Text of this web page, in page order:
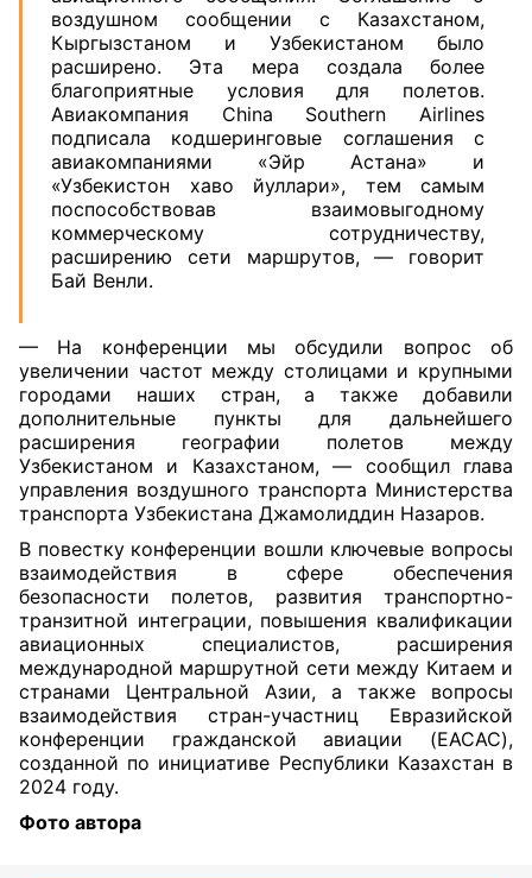
воздушном сообщении с Казахстаном,
Кыргызстаном и Узбекистаном было
расширено. Эта мера создала более
благоприятные условия для полетов.
Авиакомпания China Southern Airlines
подписала кодшеринговые соглашения с
авиакомпаниями «Эйр Астана» и
«Узбекистон хаво йуллари», тем самым
поспособствовав взаимовыгодному
коммерческому сотрудничеству,
расширению сети маршрутов, — говорит
Бай Венли.
— На конференции мы обсудили вопрос об
увеличении частот между столицами и крупными
городами наших стран, а также добавили
дополнительные пункты для дальнейшего
расширения географии полетов между
Узбекистаном и Казахстаном, — сообщил глава
управления воздушного транспорта Министерства
транспорта Узбекистана Джамолиддин Назаров.
В повестку конференции вошли ключевые вопросы
взаимодействия в сфере обеспечения
безопасности полетов, развития транспортно-
транзитной интеграции, повышения квалификации
авиационных специалистов, расширения
международной маршрутной сети между Китаем и
странами Центральной Азии, а также вопросы
взаимодействия стран-участниц Евразийской
конференции гражданской авиации (EACAC),
созданной по инициативе Республики Казахстан в
2024 году.
Фото автора